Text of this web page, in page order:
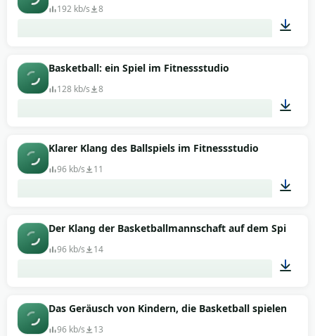
192 kb/s 8
Basketball: ein Spiel im Fitnessstudio
128 kb/s 8
Klarer Klang des Ballspiels im Fitnessstudio
96 kb/s 11
00:19
Der Klang der Basketballmannschaft auf dem Spielfeld
96 kb/s 14
00:08
Das Geräusch von Kindern, die Basketball spielen
96 kb/s 13